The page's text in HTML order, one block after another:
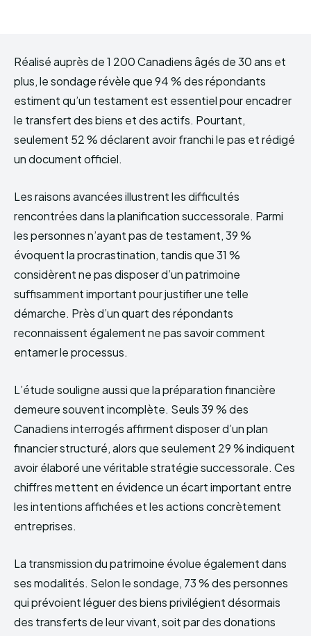
Réalisé auprès de 1 200 Canadiens âgés de 30 ans et
plus, le sondage révèle que 94 % des répondants
estiment qu’un testament est essentiel pour encadrer
le transfert des biens et des actifs. Pourtant,
seulement 52 % déclarent avoir franchi le pas et rédigé
un document officiel.
Les raisons avancées illustrent les difficultés
rencontrées dans la planification successorale. Parmi
les personnes n’ayant pas de testament, 39 %
évoquent la procrastination, tandis que 31 %
considèrent ne pas disposer d’un patrimoine
suffisamment important pour justifier une telle
démarche. Près d’un quart des répondants
reconnaissent également ne pas savoir comment
entamer le processus.
L’étude souligne aussi que la préparation financière
demeure souvent incomplète. Seuls 39 % des
Canadiens interrogés affirment disposer d’un plan
financier structuré, alors que seulement 29 % indiquent
avoir élaboré une véritable stratégie successorale. Ces
chiffres mettent en évidence un écart important entre
les intentions affichées et les actions concrètement
entreprises.
La transmission du patrimoine évolue également dans
ses modalités. Selon le sondage, 73 % des personnes
qui prévoient léguer des biens privilégient désormais
des transferts de leur vivant, soit par des donations